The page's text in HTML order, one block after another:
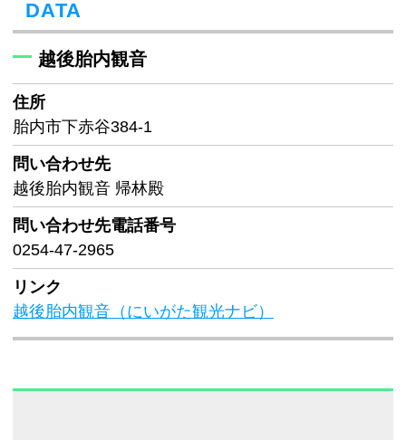
DATA
越後胎内観音
住所
胎内市下赤谷384-1
問い合わせ先
越後胎内観音 帰林殿
問い合わせ先電話番号
0254-47-2965
リンク
越後胎内観音（にいがた観光ナビ）